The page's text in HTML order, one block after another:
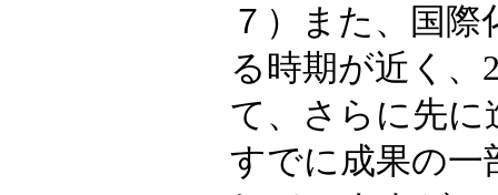
７）また、国
る時期が近く、
て、さらに先
すでに成果の一